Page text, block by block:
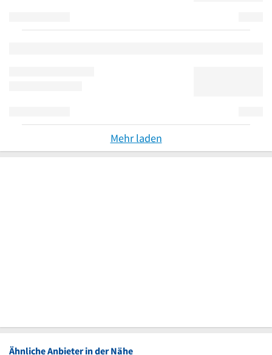
Mehr laden
Ähnliche Anbieter in der Nähe